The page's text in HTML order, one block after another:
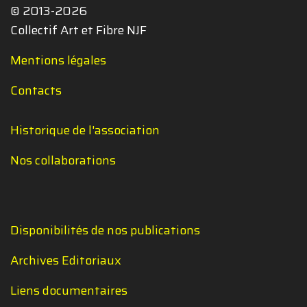
© 2013-2026
Collectif Art et Fibre NJF
Mentions légales
Contacts
Historique de l'association
Nos collaborations
Disponibilités de nos publications
Archives Editoriaux
Liens documentaires